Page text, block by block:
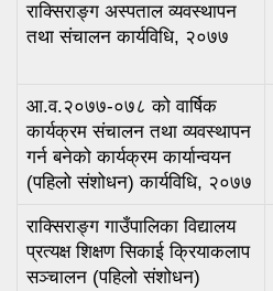
राक्सिराङ्ग अस्पताल व्यवस्थापन
तथा संचालन कार्यविधि, २०७७
आ.व.२०७७-०७८ को वार्षिक
कार्यक्रम संचालन तथा व्यवस्थापन
गर्न बनेको कार्यक्रम कार्यान्वयन
(पहिलो संशोधन) कार्यविधि, २०७७
राक्सिराङ्ग गाउँपालिका विद्यालय
प्रत्यक्ष शिक्षण सिकाई क्रियाकलाप
सञ्चालन (पहिलो संशोधन)